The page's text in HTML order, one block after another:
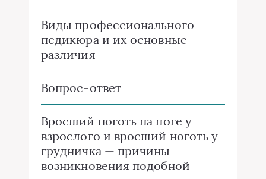
Виды профессионального
педикюра и их основные
различия
Вопрос-ответ
Вросший ноготь на ноге у
взрослого и вросший ноготь у
грудничка — причины
возникновения подобной